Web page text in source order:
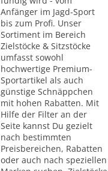
Anfänger im Jagd-Sport
bis zum Profi. Unser
Sortiment im Bereich
Zielstöcke & Sitzstöcke
umfasst sowohl
hochwertige Premium-
Sportartikel als auch
günstige Schnäppchen
mit hohen Rabatten. Mit
Hilfe der Filter an der
Seite kannst Du gezielt
nach bestimmten
Preisbereichen, Rabatten
oder auch nach speziellen